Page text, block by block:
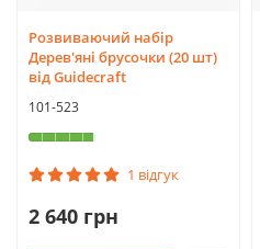
Розвиваючий набір
Дерев'яні брусочки (20 шт)
від Guidecraft
101-523
1 відгук
2 640 грн